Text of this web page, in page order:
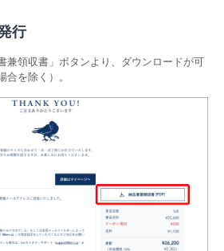
行
兼領収書」ボタンより、ダウンロードが可
を除く）。